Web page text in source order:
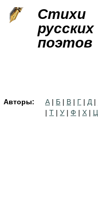
Стихи
русских
поэтов
Авторы: А | Б | В | Г | Д |
| Т | У | Ф | Х | Ц